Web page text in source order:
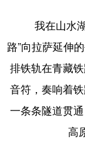
我在山水湖
路”向拉萨延伸
排铁轨在青藏
音符，奏响着
一条条隧道贯
高